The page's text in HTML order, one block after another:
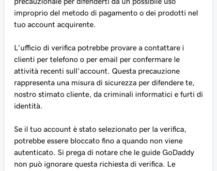
improprio del metodo di pagamento o dei prodotti nel
tuo account acquirente.
L’ufficio di verifica potrebbe provare a contattare i
clienti per telefono o per email per confermare le
attività recenti sull’account. Questa precauzione
rappresenta una misura di sicurezza per difendere te,
nostro stimato cliente, da criminali informatici e furti di
identità.
Se il tuo account è stato selezionato per la verifica,
potrebbe essere bloccato fino a quando non viene
autenticato. Si prega di notare che le guide GoDaddy
non può ignorare questa richiesta di verifica. Le